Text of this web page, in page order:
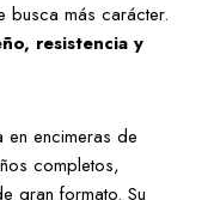
busca más carácter.
resistencia y
en encimeras de
completos,
gran formato. Su